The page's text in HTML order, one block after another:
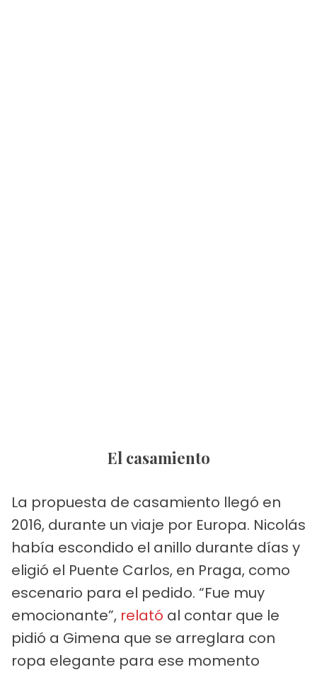
El casamiento
La propuesta de casamiento llegó en
2016, durante un viaje por Europa. Nicolás
había escondido el anillo durante días y
eligió el Puente Carlos, en Praga, como
escenario para el pedido. “Fue muy
emocionante”, relató al contar que le
pidió a Gimena que se arreglara con
ropa elegante para ese momento